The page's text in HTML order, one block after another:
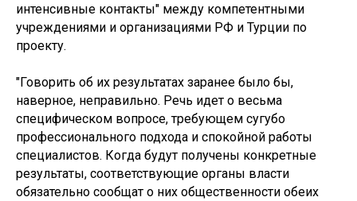
интенсивные контакты" между компетентными
учреждениями и организациями РФ и Турции по
проекту.
"Говорить об их результатах заранее было бы,
наверное, неправильно. Речь идет о весьма
специфическом вопросе, требующем сугубо
профессионального подхода и спокойной работы
специалистов. Когда будут получены конкретные
результаты, соответствующие органы власти
обязательно сообщат о них общественности обеих